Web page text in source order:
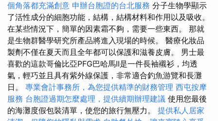
個角落都充滿創意 申辦台胞證的台北服務 分子生物學顯示
了活性成分的細胞功能，結構，結構材料和作用以及吸收。
在某些情況下，簡單的因素霜不夠，需要一些東西。 那就
是生物群醫學研究所產品將進入現場的時候。 醫療化妝品
製劑不僅在夏天而且全年都可以保護和滋養皮膚。 男士最
喜歡的這款哥倫比亞PFG巴哈馬II是一件長袖襯衫，均透
氣，輕巧並且具有紫外線保護，非常適合釣魚游覽和長灘
日。 專業會計事務所，為您提供精準的財務管理 西屯按摩
服務 台胞證過期怎麼處理，提供續期辦理建議 使用您最後
的海灘度假包裝清單，使您的旅行無壓力。 提供私人居家